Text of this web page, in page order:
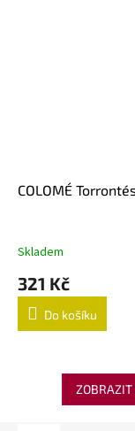
COLOMÉ
Skladem
321 Kč
Do košíku
ZOBRAZIT